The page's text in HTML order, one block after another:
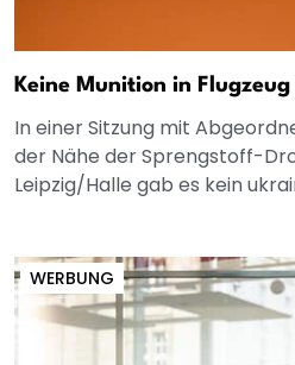
Keine Munition in
In einer Sitzung mit
der Nähe der Sprengstoff-
Leipzig/Halle gab es kein
WERBUNG